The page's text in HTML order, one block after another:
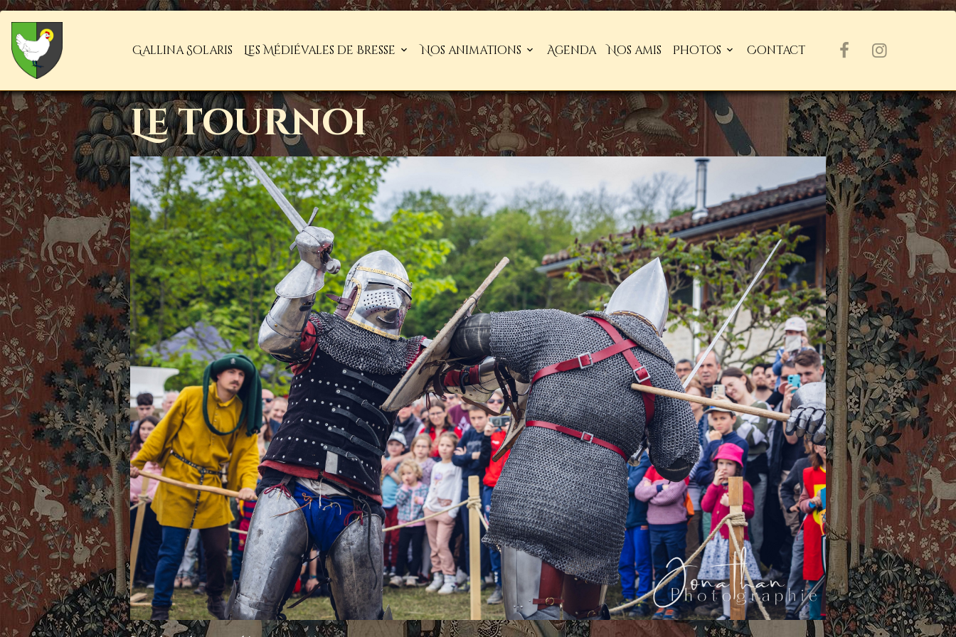
Gallina Solaris Les Médiévales de Bresse Nos animations Agenda Nos amis Photos Contact
Le tournoi